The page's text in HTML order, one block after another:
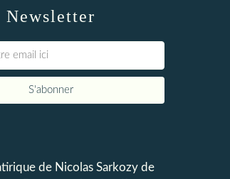
Newsletter
de Nicolas Sarkozy de